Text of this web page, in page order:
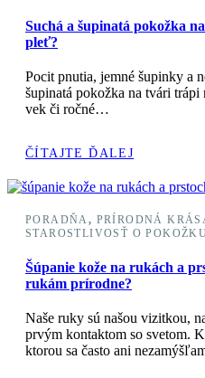
Suchá a šupinatá pokožka
pleť?
Pocit pnutia, jemné šupinky a
šupinatá pokožka na tvári
vek či ročné…
ČÍTAJTE ĎALEJ
PORADŇA, PRÍRODNÁ
STAROSTLIVOSŤ O
Šúpanie kože na rukách a
rukám prírodne?
Naše ruky sú našou vizitkou,
prvým kontaktom so svetom.
ktorou sa často ani